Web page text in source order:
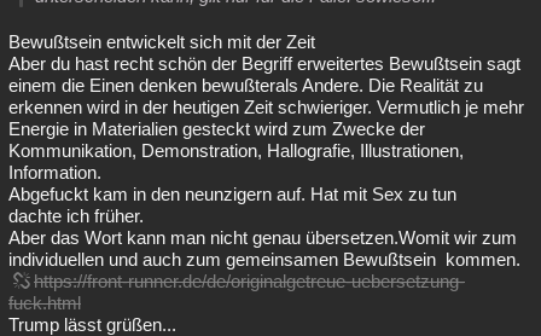
Bewußtsein entwickelt sich mit der Zeit
Aber du hast recht schön der Begriff erweitertes Bewußtsein sagt
einem die Einen denken bewußterals Andere. Die Realität zu
erkennen wird in der heutigen Zeit schwieriger. Vermutlich je mehr
Energie in Materialien gesteckt wird zum Zwecke der
Kommunikation, Demonstration, Hallografie, Illustrationen,
Information.
Abgefuckt kam in den neunzigern auf. Hat mit Sex zu tun
dachte ich früher.
Aber das Wort kann man nicht genau übersetzen.Womit wir zum
individuellen und auch zum gemeinsamen Bewußtsein kommen.
https://front-runner.de/de/originalgetreue-uebersetzung-
fuck.html
Trump lässt grüßen...